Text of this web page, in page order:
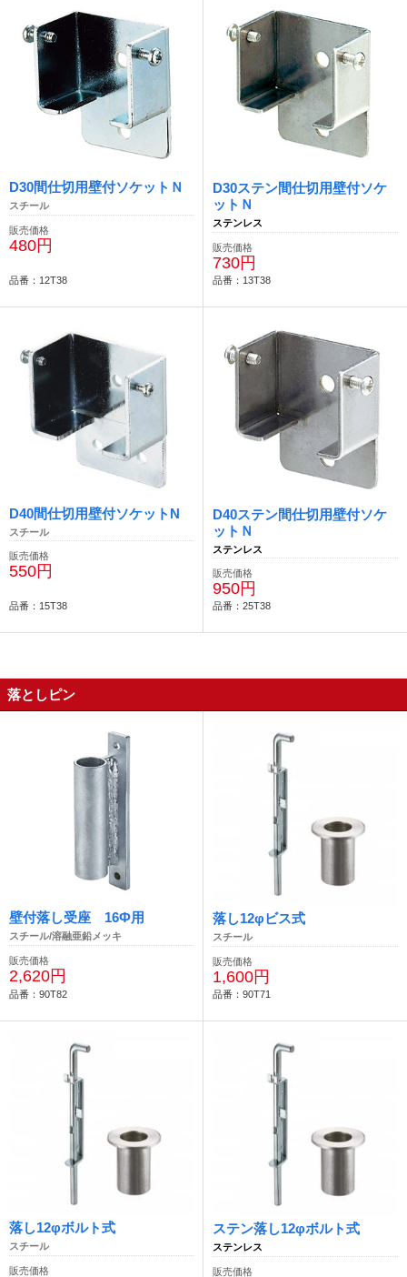
D30間仕切用壁付ソケットＮ
スチール
販売価格
480円
品番：12T38
D30ステン間仕切用壁付ソケ
ットＮ
ステンレス
販売価格
730円
品番：13T38
D40間仕切用壁付ソケットN
スチール
販売価格
550円
品番：15T38
D40ステン間仕切用壁付ソケ
ットＮ
ステンレス
販売価格
950円
品番：25T38
落としピン
壁付落し受座 16Ф用
スチール/溶融亜鉛メッキ
販売価格
2,620円
品番：90T82
落し12φビス式
スチール
販売価格
1,600円
品番：90T71
落し12φボルト式
スチール
販売価格
ステン落し12φボルト式
ステンレス
販売価格